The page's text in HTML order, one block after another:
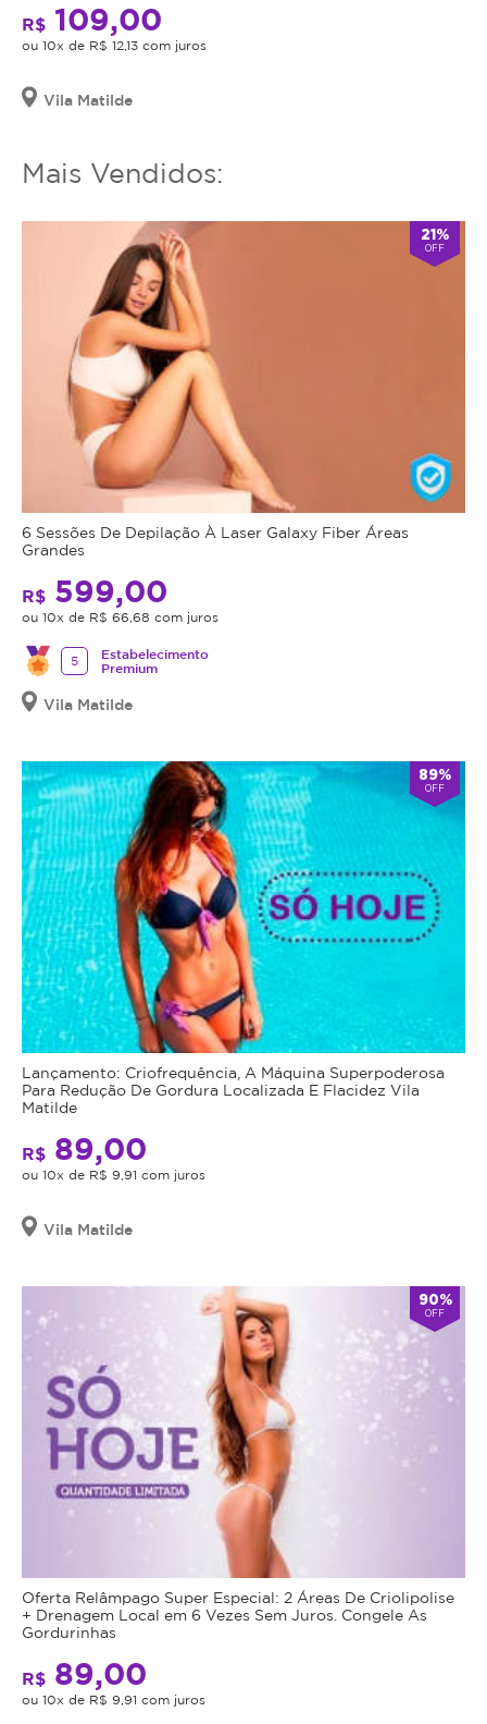
R$ 109,00
ou 10x de R$ 12,13 com juros
Vila Matilde
Mais Vendidos:
21%
OFF
6 Sessões De Depilação À Laser Galaxy Fiber Áreas
Grandes
R$ 599,00
ou 10x de R$ 66,68 com juros
5
Estabelecimento
Premium
Vila Matilde
89%
OFF
Lançamento: Criofrequência, A Máquina Superpoderosa
Para Redução De Gordura Localizada E Flacidez Vila
Matilde
R$ 89,00
ou 10x de R$ 9,91 com juros
Vila Matilde
90%
OFF
Oferta Relâmpago Super Especial: 2 Áreas De Criolipolise
+ Drenagem Local em 6 Vezes Sem Juros. Congele As
Gordurinhas
R$ 89,00
ou 10x de R$ 9,91 com juros